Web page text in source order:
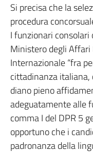
Si precisa che la
procedura
I funzionari
Ministero degli Affari
Internazionale “fra
cittadinanza italiana,
diano pieno
adeguatamente alle
comma I del DPR 5
opportuno che i
padronanza della